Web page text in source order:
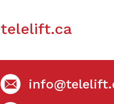
telelift.ca